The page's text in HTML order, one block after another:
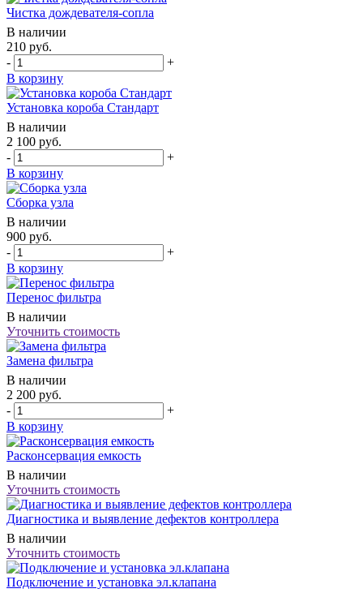
Чистка дождевателя-сопла
В наличии
210 руб.
-
+
В корзину
Установка короба Стандарт
В наличии
2 100 руб.
-
+
В корзину
Сборка узла
В наличии
900 руб.
-
+
В корзину
Перенос фильтра
В наличии
Уточнить стоимость
Замена фильтра
В наличии
2 200 руб.
-
+
В корзину
Расконсервация емкость
В наличии
Уточнить стоимость
Диагностика и выявление дефектов контроллера
В наличии
Уточнить стоимость
Подключение и установка эл.клапана